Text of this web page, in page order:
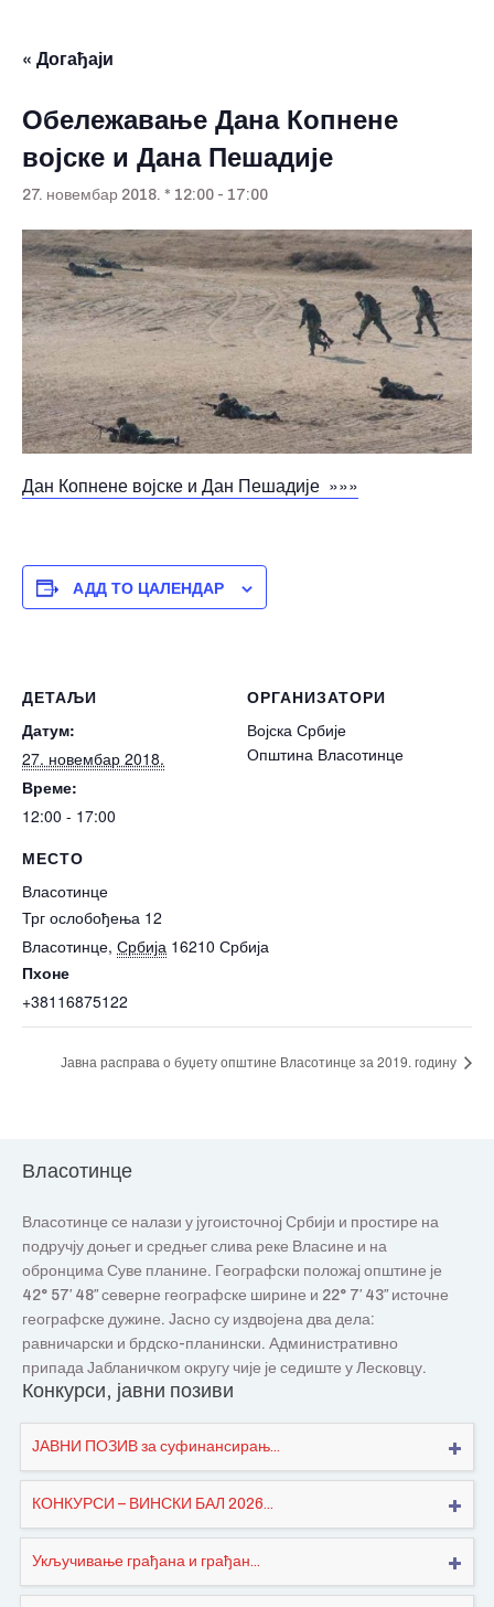
« Догађаји
Обележавање Дана Копнене
војске и Дана Пешадије
27. новембар 2018. * 12:00 - 17:00
Дан Копнене војске и Дан Пешадије »»»
АДД ТО ЦАЛЕНДАР
ДЕТАЉИ
Датум:
27. новембар 2018.
Време:
12:00 - 17:00
МЕСТО
Власотинце
Трг ослобођења 12
Власотинце, Србија 16210 Србија
Пхоне
+38116875122
ОРГАНИЗАТОРИ
Војска Србије
Општина Власотинце
Јавна расправа о буџету општине Власотинце за 2019. годину
Власотинце
Власотинце се налази у југоисточној Србији и простире на
подручју доњег и средњег слива реке Власине и на
обронцима Суве планине. Географски положај општине је
42° 57′ 48″ северне географске ширине и 22° 7′ 43″ источне
географске дужине. Јасно су издвојена два дела:
равничарски и брдско-планински. Административно
припада Јабланичком округу чије је седиште у Лесковцу.
Конкурси, јавни позиви
ЈАВНИ ПОЗИВ за суфинансирањ...
КОНКУРСИ – ВИНСКИ БАЛ 2026...
Укључивање грађана и грађан...